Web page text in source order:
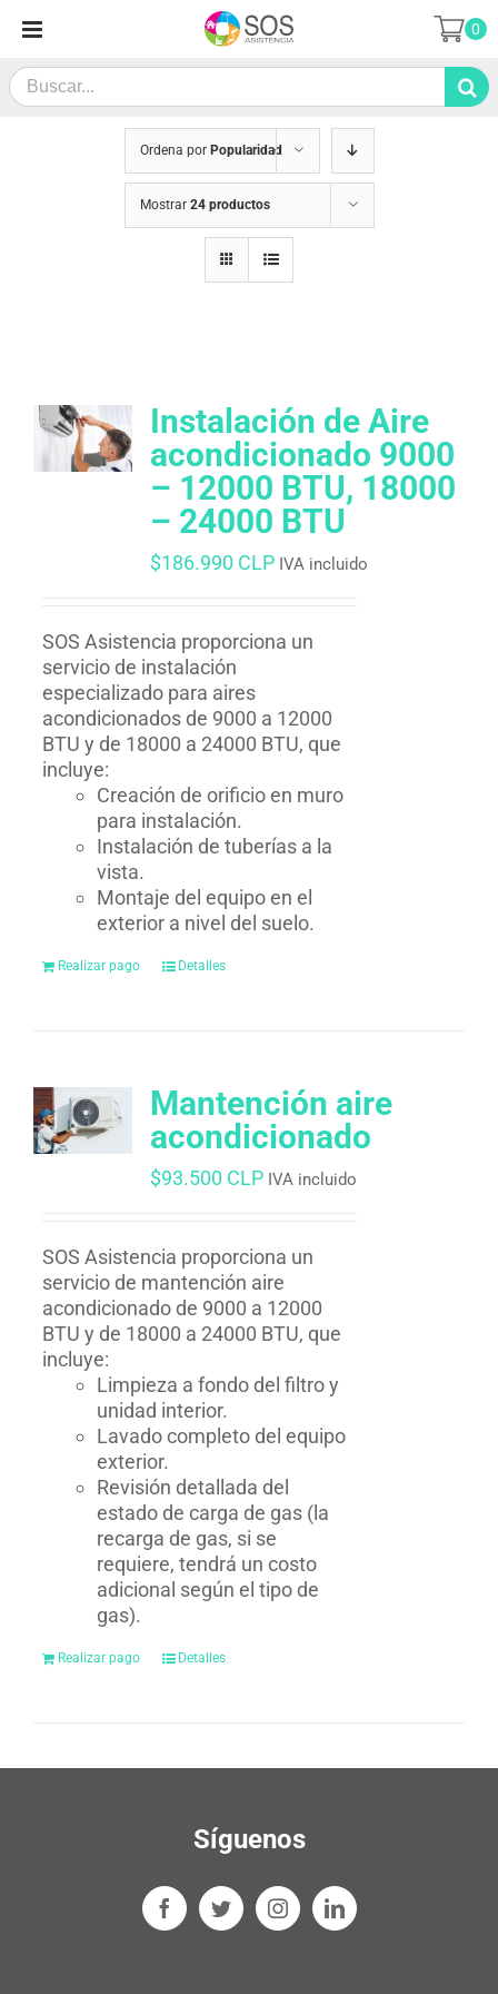
contenido
Search
for:
0
Ordena por Popularidad
Mostrar 24 productos
Instalación de Aire
acondicionado 9000
– 12000 BTU, 18000
– 24000 BTU
$186.990 CLP IVA incluido
SOS Asistencia proporciona un
servicio de instalación
especializado para aires
acondicionados de 9000 a 12000
BTU y de 18000 a 24000 BTU, que
incluye:
Creación de orificio en muro
para instalación.
Instalación de tuberías a la
vista.
Montaje del equipo en el
exterior a nivel del suelo.
Realizar pago Detalles
Mantención aire
acondicionado
$93.500 CLP IVA incluido
SOS Asistencia proporciona un
servicio de mantención aire
acondicionado de 9000 a 12000
BTU y de 18000 a 24000 BTU, que
incluye:
Limpieza a fondo del filtro y
unidad interior.
Lavado completo del equipo
exterior.
Revisión detallada del
estado de carga de gas (la
recarga de gas, si se
requiere, tendrá un costo
adicional según el tipo de
gas).
Realizar pago Detalles
Síguenos